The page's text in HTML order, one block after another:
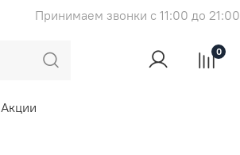
Принимаем звонки с 11:00 до 21:00
0
Акции